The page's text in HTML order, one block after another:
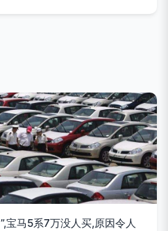
宝马5系7万没人买,原因令人